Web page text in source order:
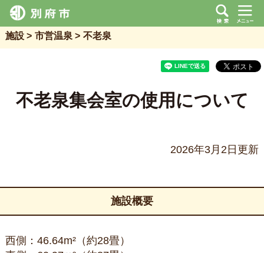
施設 市営温泉 不老泉
不老泉集会室の使用について
2026年3月2日更新
施設概要
西側：46.64m²（約28畳）